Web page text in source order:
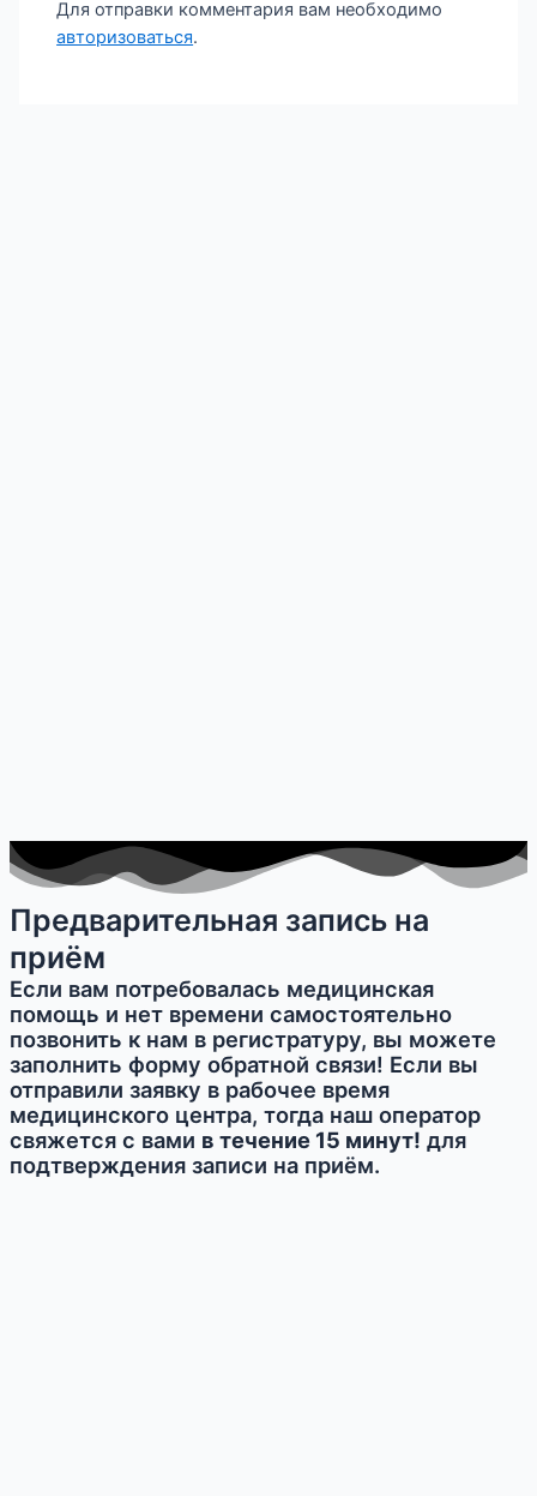
Для отправки комментария вам необходимо
авторизоваться.
Предварительная запись на
приём
Если вам потребовалась медицинская
помощь и нет времени самостоятельно
позвонить к нам в регистратуру, вы можете
заполнить форму обратной связи! Если вы
отправили заявку в рабочее время
медицинского центра, тогда наш оператор
свяжется с вами в течение 15 минут! для
подтверждения записи на приём.